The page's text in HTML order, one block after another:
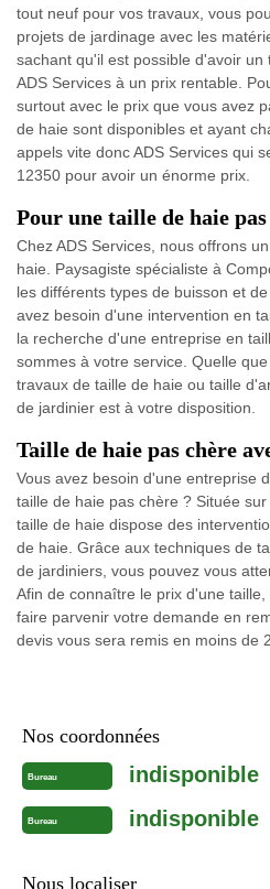
tout neuf pour vos travaux, vous
projets de jardinage avec les
sachant qu'il est possible d'avoir
ADS Services à un prix rentable.
surtout avec le prix que vous avez
de haie sont disponibles et ayant
appels vite donc ADS Services qui
12350 pour avoir un énorme prix.
Pour une taille de haie
Chez ADS Services, nous offrons
haie. Paysagiste spécialiste à
les différents types de buisson et
avez besoin d'une intervention en
la recherche d'une entreprise en
sommes à votre service. Quelle
travaux de taille de haie ou taille
de jardinier est à votre disposition.
Taille de haie pas chère
Vous avez besoin d'une entreprise
taille de haie pas chère ? Située
taille de haie dispose des
de haie. Grâce aux techniques de
de jardiniers, vous pouvez vous
Afin de connaître le prix d'une
faire parvenir votre demande en
devis vous sera remis en moins de
Nos coordonnées
Bureau indisponible
Bureau indisponible
Nous localiser